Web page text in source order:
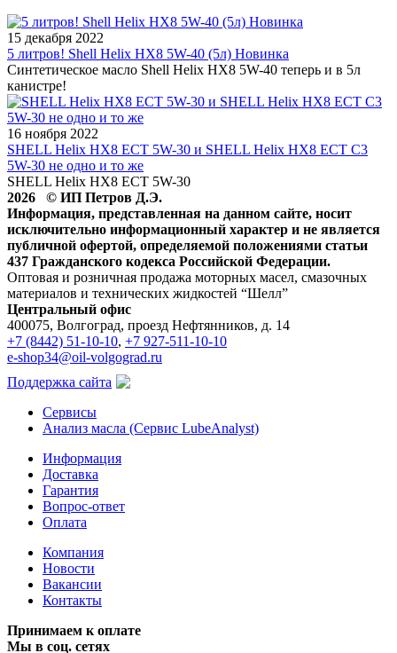
15 декабря 2022
5 литров! Shell Helix HX8 5W-40 (5л) Новинка
Синтетическое масло Shell Helix HX8 5W-40 теперь и в 5л
канистре!
16 ноября 2022
SHELL Helix HX8 ECT 5W-30 и SHELL Helix HX8 ECT C3
5W-30 не одно и то же
SHELL Helix HX8 ECT 5W-30
2026 © ИП Петров Д.Э.
Информация, представленная на данном сайте, носит
исключительно информационный характер и не является
публичной офертой, определяемой положениями статьи
437 Гражданского кодекса Российской Федерации.
Оптовая и розничная продажа моторных масел, смазочных
материалов и технических жидкостей “Шелл”
Центральный офис
400075, Волгоград, проезд Нефтянников, д. 14
+7 (8442) 51-10-10, +7 927-511-10-10
e-shop34@oil-volgograd.ru
Поддержка сайта
Сервисы
Анализ масла (Сервис LubeAnalyst)
Информация
Доставка
Гарантия
Вопрос-ответ
Оплата
Компания
Новости
Вакансии
Контакты
Принимаем к оплате
Мы в соц. сетях